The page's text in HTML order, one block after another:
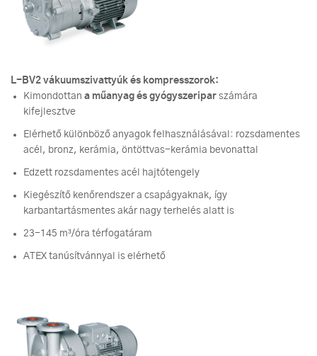
L-BV2 vákuumszivattyúk és kompresszorok:
Kimondottan a műanyag és gyógyszeripar számára
kifejlesztve
Elérhető különböző anyagok felhasználásával: rozsdamentes
acél, bronz, kerámia, öntöttvas-kerámia bevonattal
Edzett rozsdamentes acél hajtótengely
Kiegészítő kenőrendszer a csapágyaknak, így
karbantartásmentes akár nagy terhelés alatt is
23-145 m³/óra térfogatáram
ATEX tanúsítvánnyal is elérhető